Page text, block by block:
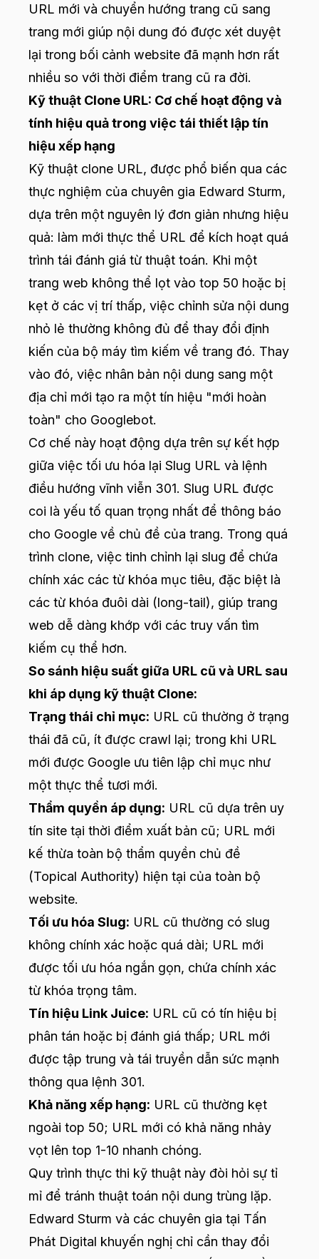
URL mới và chuyển hướng trang cũ sang
trang mới giúp nội dung đó được xét duyệt
lại trong bối cảnh website đã mạnh hơn rất
nhiều so với thời điểm trang cũ ra đời.
Kỹ thuật Clone URL: Cơ chế hoạt động và
tính hiệu quả trong việc tái thiết lập tín
hiệu xếp hạng
Kỹ thuật clone URL, được phổ biến qua các
thực nghiệm của chuyên gia Edward Sturm,
dựa trên một nguyên lý đơn giản nhưng hiệu
quả: làm mới thực thể URL để kích hoạt quá
trình tái đánh giá từ thuật toán. Khi một
trang web không thể lọt vào top 50 hoặc bị
kẹt ở các vị trí thấp, việc chỉnh sửa nội dung
nhỏ lẻ thường không đủ để thay đổi định
kiến của bộ máy tìm kiếm về trang đó. Thay
vào đó, việc nhân bản nội dung sang một
địa chỉ mới tạo ra một tín hiệu "mới hoàn
toàn" cho Googlebot.
Cơ chế này hoạt động dựa trên sự kết hợp
giữa việc tối ưu hóa lại Slug URL và lệnh
điều hướng vĩnh viễn 301. Slug URL được
coi là yếu tố quan trọng nhất để thông báo
cho Google về chủ đề của trang. Trong quá
trình clone, việc tinh chỉnh lại slug để chứa
chính xác các từ khóa mục tiêu, đặc biệt là
các từ khóa đuôi dài (long-tail), giúp trang
web dễ dàng khớp với các truy vấn tìm
kiếm cụ thể hơn.
So sánh hiệu suất giữa URL cũ và URL sau
khi áp dụng kỹ thuật Clone:
Trạng thái chỉ mục: URL cũ thường ở trạng
thái đã cũ, ít được crawl lại; trong khi URL
mới được Google ưu tiên lập chỉ mục như
một thực thể tươi mới.
Thẩm quyền áp dụng: URL cũ dựa trên uy
tín site tại thời điểm xuất bản cũ; URL mới
kế thừa toàn bộ thẩm quyền chủ đề
(Topical Authority) hiện tại của toàn bộ
website.
Tối ưu hóa Slug: URL cũ thường có slug
không chính xác hoặc quá dài; URL mới
được tối ưu hóa ngắn gọn, chứa chính xác
từ khóa trọng tâm.
Tín hiệu Link Juice: URL cũ có tín hiệu bị
phân tán hoặc bị đánh giá thấp; URL mới
được tập trung và tái truyền dẫn sức mạnh
thông qua lệnh 301.
Khả năng xếp hạng: URL cũ thường kẹt
ngoài top 50; URL mới có khả năng nhảy
vọt lên top 1-10 nhanh chóng.
Quy trình thực thi kỹ thuật này đòi hỏi sự tỉ
mỉ để tránh thuật toán nội dung trùng lặp.
Edward Sturm và các chuyên gia tại Tấn
Phát Digital khuyến nghị chỉ cần thay đổi